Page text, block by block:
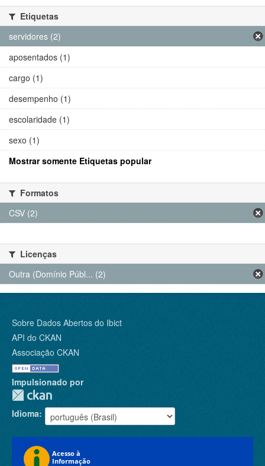
Etiquetas
servidores (2)
aposentados (1)
cargo (1)
desempenho (1)
escolaridade (1)
sexo (1)
Mostrar somente Etiquetas popular
Formatos
CSV (2)
Licenças
Outra (Domínio Públ... (2)
Sobre Dados Abertos do Ibict
API do CKAN
Associação CKAN
Impulsionado por
Idioma